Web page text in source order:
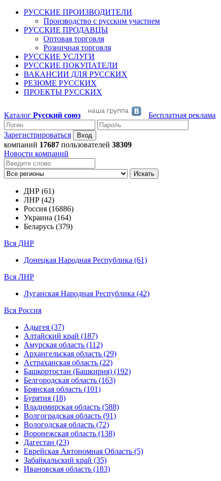
РУССКИЕ ПРОИЗВОДИТЕЛИ
Производство с русским участием
РУССКИЕ ПРОДАВЦЫ
Оптовая торговля
Розничная торговля
РУССКИЕ УСЛУГИ
РУССКИЕ ПОКУПАТЕЛИ
ВАКАНСИИ ДЛЯ РУССКИХ
РЕЗЮМЕ РУССКИХ
ПРОЕКТЫ РУССКИХ
Каталог Русский союз Бесплатная реклама
Зарегистрироваться
компаний 17687 пользователей 38309
Новости компаний
Искать
ДНР (61)
ЛНР (42)
Россия (16886)
Украина (164)
Беларусь (379)
Вся ДНР
Донецкая Народная Республика (61)
Вся ЛНР
Луганская Народная Республика (42)
Вся Россия
Адыгея (37)
Алтайский край (187)
Амурская область (112)
Архангельская область (29)
Астраханская область (22)
Башкортостан (Башкирия) (192)
Белгородская область (163)
Брянская область (101)
Бурятия (18)
Владимирская область (588)
Волгоградская область (91)
Вологодская область (72)
Воронежская область (138)
Дагестан (23)
Еврейская Автономная Область (5)
Забайкальский край (35)
Ивановская область (183)